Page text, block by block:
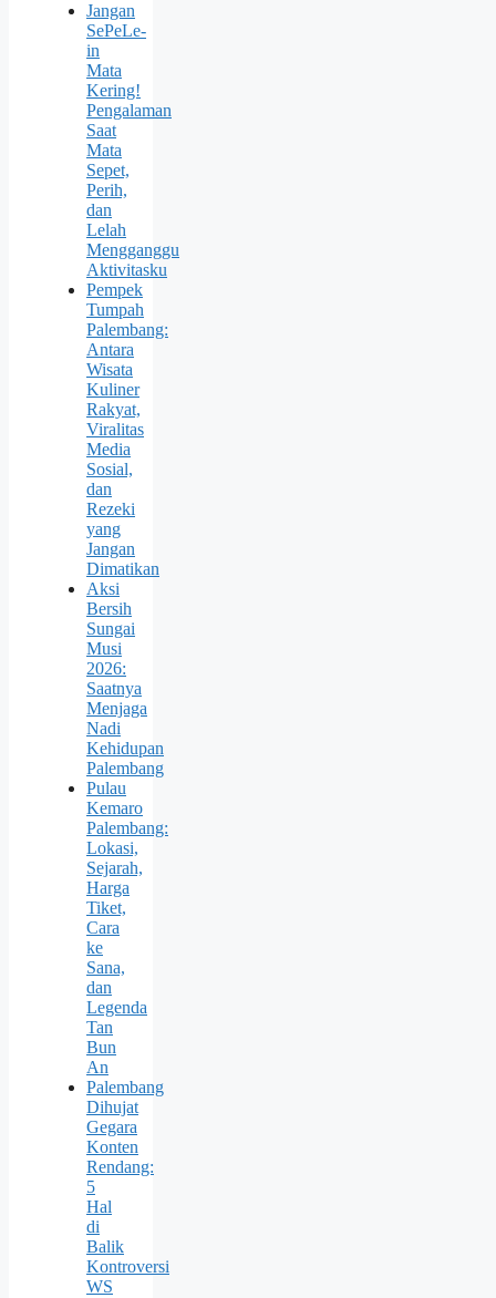
Jangan
SePeLe-
in
Mata
Kering!
Pengalaman
Saat
Mata
Sepet,
Perih,
dan
Lelah
Mengganggu
Aktivitasku
Pempek
Tumpah
Palembang:
Antara
Wisata
Kuliner
Rakyat,
Viralitas
Media
Sosial,
dan
Rezeki
yang
Jangan
Dimatikan
Aksi
Bersih
Sungai
Musi
2026:
Saatnya
Menjaga
Nadi
Kehidupan
Palembang
Pulau
Kemaro
Palembang:
Lokasi,
Sejarah,
Harga
Tiket,
Cara
ke
Sana,
dan
Legenda
Tan
Bun
An
Palembang
Dihujat
Gegara
Konten
Rendang:
5
Hal
di
Balik
Kontroversi
WS